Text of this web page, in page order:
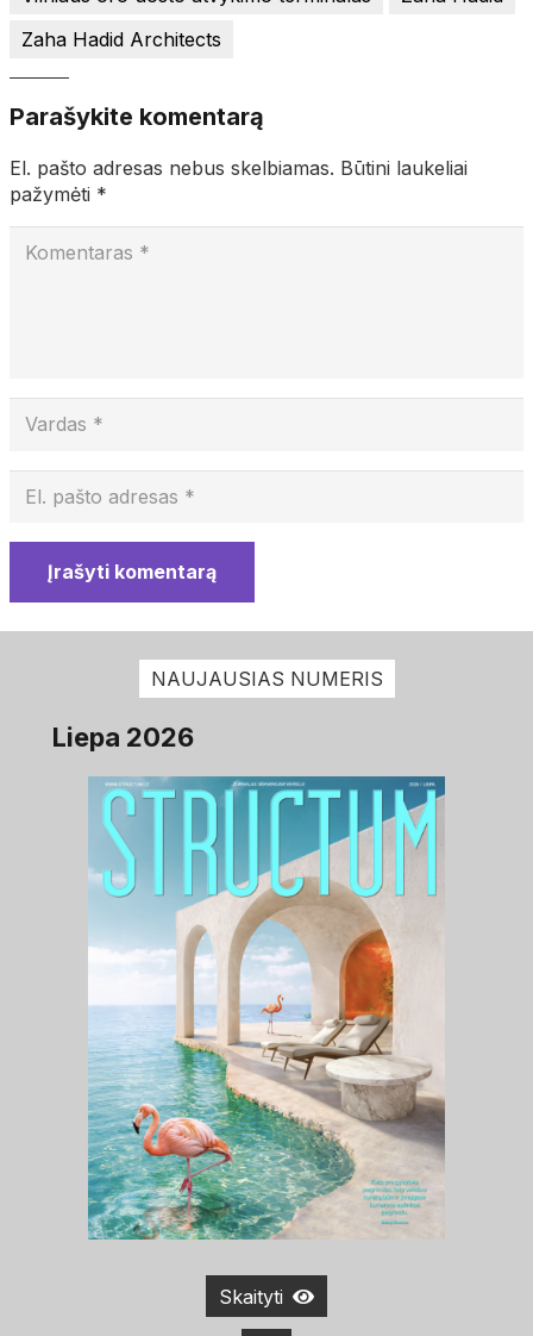
Zaha Hadid Architects
Parašykite komentarą
El. pašto adresas nebus skelbiamas. Būtini laukeliai
pažymėti *
Įrašyti komentarą
NAUJAUSIAS NUMERIS
Liepa 2026
Skaityti